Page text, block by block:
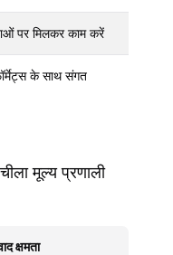
पर मिलकर काम करें
के साथ संगत
मूल्य प्रणाली
क्षमता